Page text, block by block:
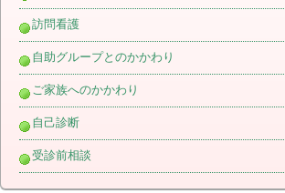
訪問看護
自助グループとのかかわり
ご家族へのかかわり
自己診断
受診前相談